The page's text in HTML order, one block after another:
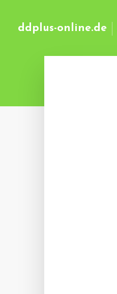
ddplus-online.de